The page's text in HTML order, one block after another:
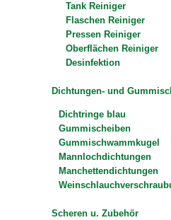
Tank Reiniger
Flaschen Reiniger
Pressen Reiniger
Oberflächen Reiniger
Desinfektion
Dichtungen- und
Dichtringe blau
Gummischeiben
Gummischwammkugel
Mannlochdichtungen
Manchettendichtungen
Scheren u. Zubehör